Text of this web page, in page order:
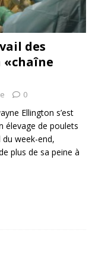
des
«chaîne
0
Ellington s’est
élevage de poulets
week-end,
plus de sa peine à